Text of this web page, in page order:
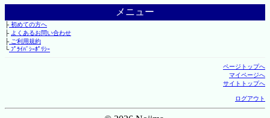
メニュー
├初めての方へ
├ よくあるお問い合わせ
├ご利用規約
└ﾌﾟﾗｲﾊﾞｼｰﾎﾟﾘｼｰ
ページトップへ
マイページへ
サイトトップへ
ログアウト